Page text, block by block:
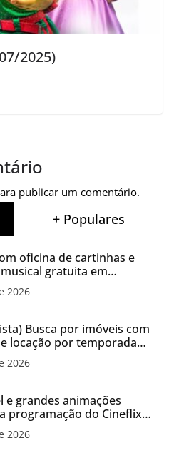
2025)
publicar um comentário.
+ Populares
oficina de cartinhas e
gratuita em
2026
Busca por imóveis com
locação por temporada
2026
e grandes animações
programação do Cineflix
2026